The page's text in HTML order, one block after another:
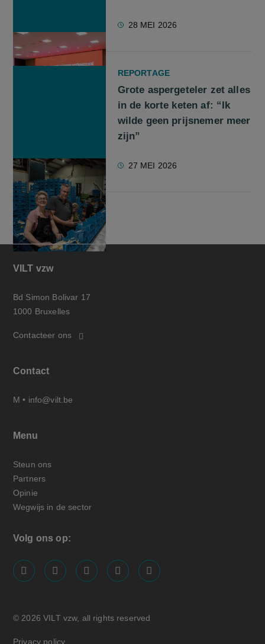
28 MEI 2026
REPORTAGE
Grote aspergeteler zet alles
in de korte keten af: “Ik
wilde geen prijsnemer meer
zijn”
27 MEI 2026
VILT vzw
Bd Simon Bolivar 17
1000 Bruxelles
Contacteer ons
Contact
M • info@vilt.be
Menu
Steun ons
Partners
Opinie
Wegwijs in de sector
Volg ons op:
screenreader.visit us on our facebook page: https://
screenreader.visit us on our linkedin page:
screenreader.visit us on our
screenreader.visit us on our x
screenreader.visit us on
© 2026 VILT vzw, all rights reserved
Privacy policy